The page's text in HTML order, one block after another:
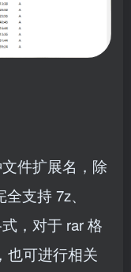
文件扩展名，除
支持 7z、
，对于 rar 格
也可进行相关